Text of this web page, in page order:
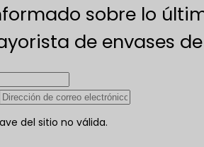
sobre lo
de envases
del sitio no válida.